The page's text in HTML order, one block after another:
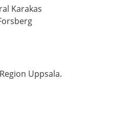
Karakas
Uppsala.